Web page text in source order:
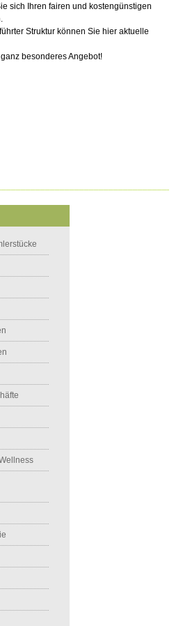
sich Ihren fairen und kostengünstigen
Struktur können Sie hier aktuelle
besonderes Angebot!